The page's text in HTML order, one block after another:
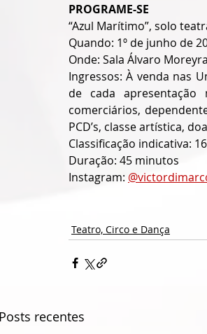
PROGRAME-SE
“Azul Marítimo”, solo
Quando: 1º de junho de
Onde: Sala Álvaro Moreyra
Ingressos: À venda nas
de cada
comerciários,
PCD’s, classe artística,
Classificação indicativa:
Duração: 45 minutos
Instagram:
Teatro, Circo e Dança
recentes